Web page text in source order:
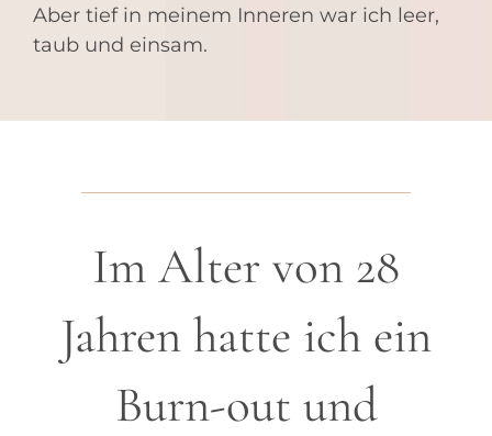
Aber tief in meinem Inneren war ich leer,
taub und einsam.
Im Alter von 28
Jahren hatte ich ein
Burn-out und